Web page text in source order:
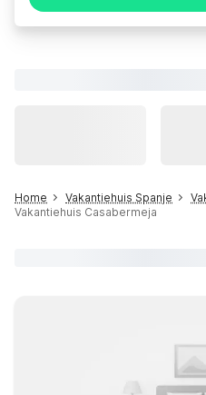
Home Vakantiehuis Spanje
Vakantiehuis Casabermeja